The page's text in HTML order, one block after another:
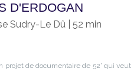
D'ERDOGAN
Sudry-Le Dû | 52 min
projet de documentaire de 52’ qui veut